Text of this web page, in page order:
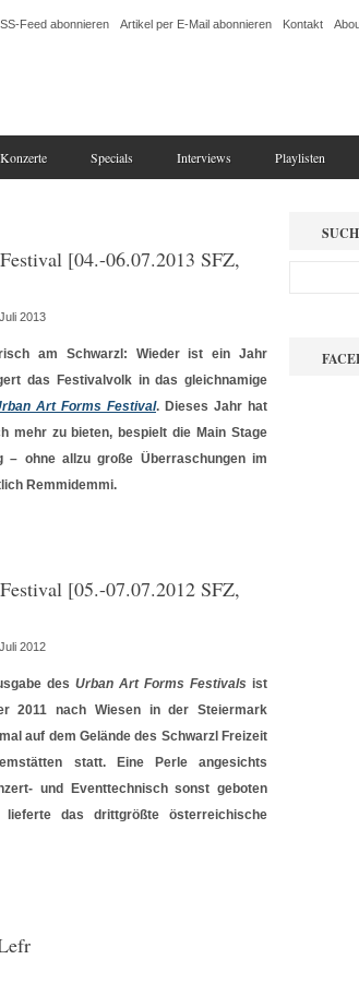
Feed abonnieren Artikel per E-Mail abonnieren Kontakt
Konzerte Specials Interviews Playlisten
[04.-06.07.2013 SFZ,
2013
am Schwarzl: Wieder ist ein Jahr
das Festivalvolk in das gleichnamige
Art Forms Festival. Dieses Jahr hat
mehr zu bieten, bespielt die Main Stage
– ohne allzu große Überraschungen im
Remmidemmi.
[05.-07.07.2012 SFZ,
2012
des Urban Art Forms Festivals ist
2011 nach Wiesen in der Steiermark
auf dem Gelände des Schwarzl Freizeit
statt. Eine Perle angesichts
und Eventtechnisch sonst geboten
das drittgrößte österreichische